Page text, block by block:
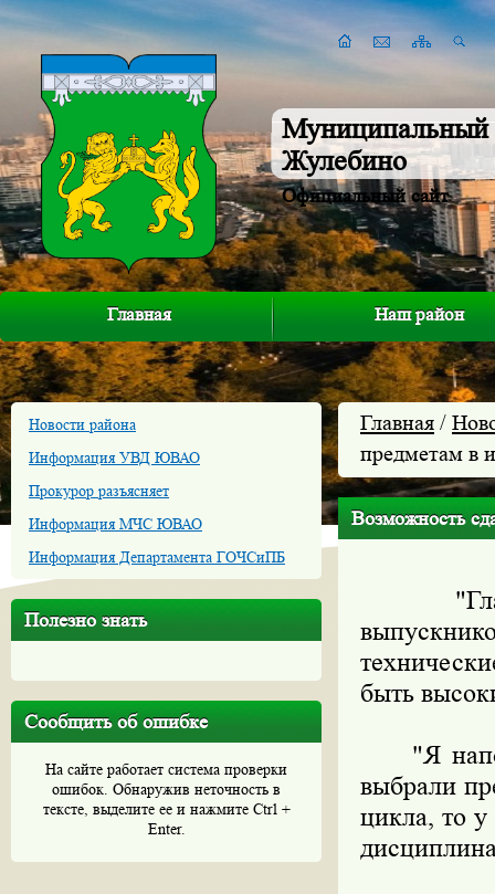
Муниципальный
Жулебино
Официальный сайт
Главная Наш район
Новости района
Информация УВД ЮВАО
Прокурор разъясняет
Информация МЧС ЮВАО
Информация Департамента ГОЧСиПБ
Полезно знать
Сообщить об ошибке
На сайте работает система проверки
ошибок. Обнаружив неточность в
тексте, выделите ее и нажмите Ctrl +
Enter.
Главная /
предметам в
Возможность
"Глава
быть
"Я
выбрали
цикла, то у